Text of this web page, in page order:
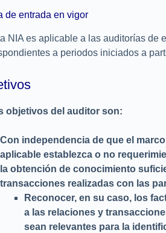
de entrada en vigor
NIA es aplicable a las auditorías de
a periodos iniciados a
objetivos del auditor son:
Con independencia de que el
aplicable establezca o no
la obtención de conocimiento
transacciones realizadas con las
Reconocer, en su caso, los
a las relaciones y
sean relevantes para la